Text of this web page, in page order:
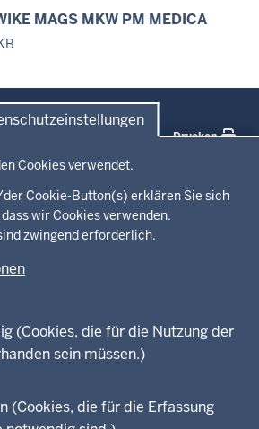
Cookies verwendet.
Cookie-Button(s) erklären Sie sich
wir Cookies verwenden.
zwingend erforderlich.
(Cookies, die für die Nutzung der
sein müssen.)
(Cookies, die für die Erfassung
MAGS MKW PM MEDICA
Drucken
Lehre und Studium